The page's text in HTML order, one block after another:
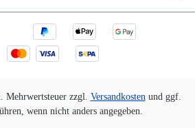
zzgl. Versandkosten und ggf.
wenn nicht anders angegeben.